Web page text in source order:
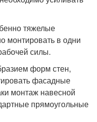
тяжелые
монтировать в одни
силы.
форм стен,
фасадные
монтаж навесной
прямоугольные